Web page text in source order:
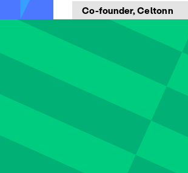
Co-founder, Celtonn